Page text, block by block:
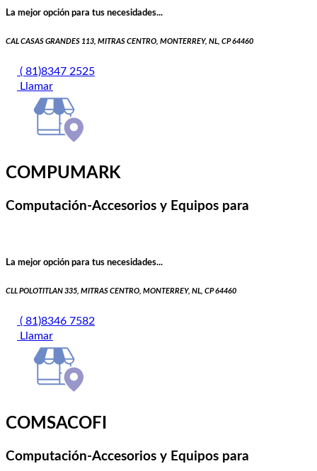
La mejor opción para tus necesidades...
CAL CASAS GRANDES 113, MITRAS CENTRO, MONTERREY, NL, CP 64460
( 81)8347 2525
Llamar
COMPUMARK
Computación-Accesorios y Equipos para
La mejor opción para tus necesidades...
CLL POLOTITLAN 335, MITRAS CENTRO, MONTERREY, NL, CP 64460
( 81)8346 7582
Llamar
COMSACOFI
Computación-Accesorios y Equipos para